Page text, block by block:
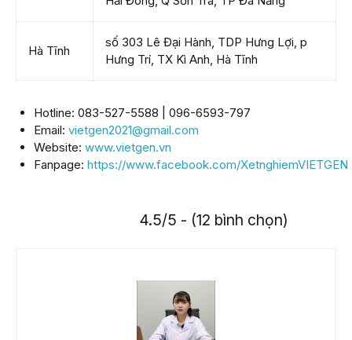
Hà Tĩnh
số 303 Lê Đại Hành, TDP Hưng Lợi, p
Hưng Trí, TX Kì Anh, Hà Tĩnh
Hotline: 083-527-5588 | 096-6593-797
Email: vietgen2021@gmail.com
Website: www.vietgen.vn
Fanpage: https://www.facebook.com/XetnghiemVIETGEN
4.5/5 - (12 bình chọn)